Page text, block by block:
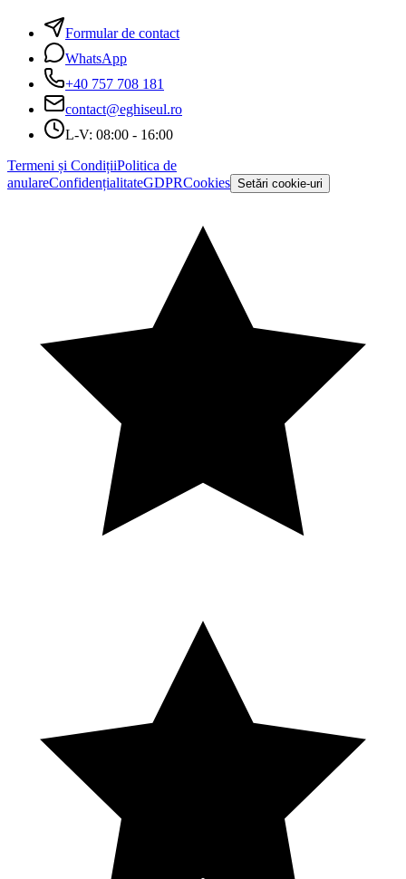
Formular de contact
WhatsApp
+40 757 708 181
contact@eghiseul.ro
L-V: 08:00 - 16:00
Termeni și CondițiiPolitica de
anulareConfidențialitateGDPRCookies Setări cookie-uri